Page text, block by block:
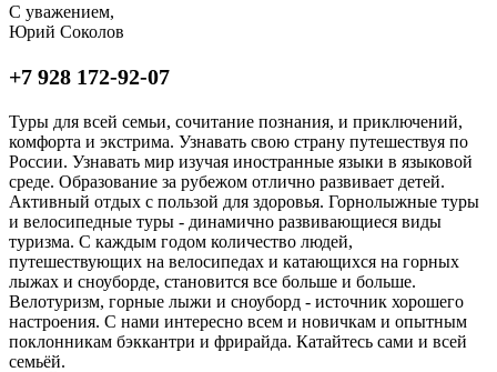
С уважением,
Юрий Соколов
+7 928 172-92-07
Туры для всей семьи, сочитание познания, и приключений,
комфорта и экстрима. Узнавать свою страну путешествуя по
России. Узнавать мир изучая иностранные языки в языковой
среде. Образование за рубежом отлично развивает детей.
Активный отдых с пользой для здоровья. Горнолыжные туры
и велосипедные туры - динамично развивающиеся виды
туризма. С каждым годом количество людей,
путешествующих на велосипедах и катающихся на горных
лыжах и сноуборде, становится все больше и больше.
Велотуризм, горные лыжи и сноуборд - источник хорошего
настроения. С нами интересно всем и новичкам и опытным
поклонникам бэккантри и фрирайда. Катайтесь сами и всей
семьёй.